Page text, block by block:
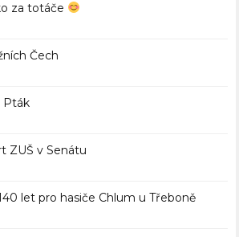
za totáče
Čech
Pták
ZUŠ v Senátu
let pro hasiče Chlum u Třeboně